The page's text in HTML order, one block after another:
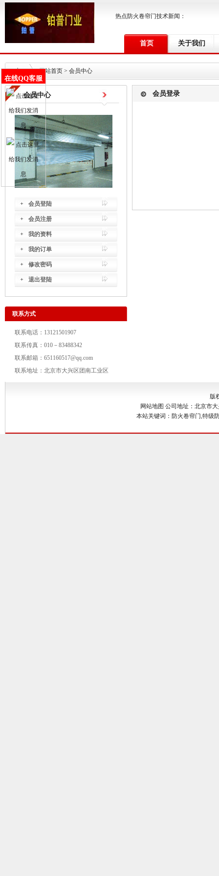
热点防火卷帘门技术新闻：
首页 关于我们
网站首页 > 会员中心
会员中心
会员登陆
会员注册
我的资料
我的订单
修改密码
退出登陆
联系方式
联系电话：13121501907
联系传真：010－83488342
联系邮箱：651160517@qq.com
联系地址：北京市大兴区团南工业区
会员登录
版
网站地图 公司地址：北京市大
本站关键词：防火卷帘门,特级
在线QQ客服